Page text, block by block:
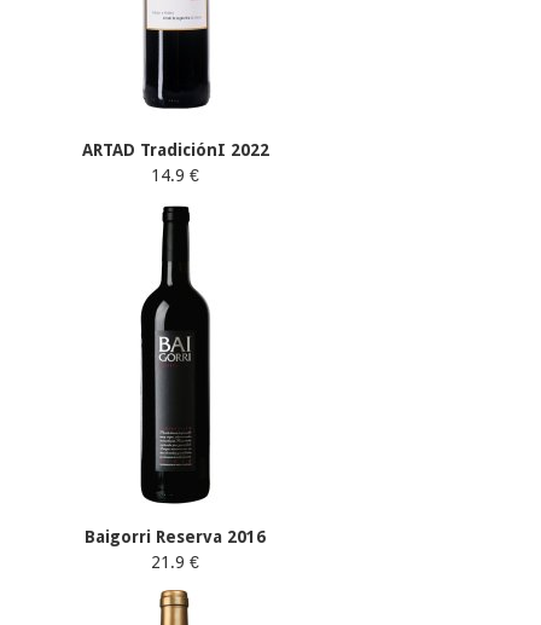
ARTAD TradiciónI 2022
14.9 €
Baigorri Reserva 2016
21.9 €